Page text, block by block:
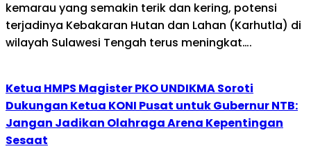
kemarau yang semakin terik dan kering, potensi
terjadinya Kebakaran Hutan dan Lahan (Karhutla) di
wilayah Sulawesi Tengah terus meningkat….
Ketua HMPS Magister PKO UNDIKMA Soroti
Dukungan Ketua KONI Pusat untuk Gubernur NTB:
Jangan Jadikan Olahraga Arena Kepentingan
Sesaat